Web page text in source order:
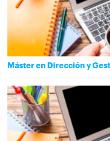
Máster en Dirección y